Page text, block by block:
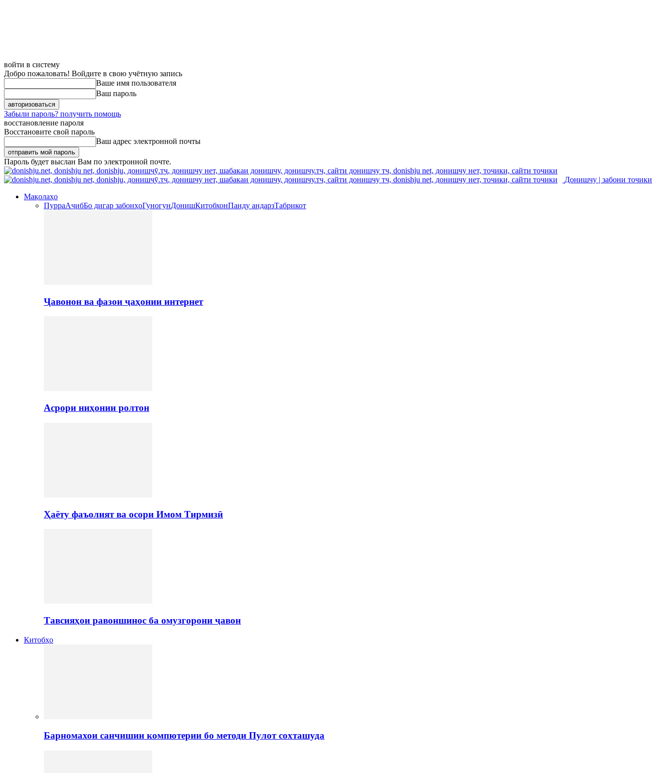
войти в систему
Добро пожаловать! Войдите в свою учётную запись
Ваше имя пользователя
Ваш пароль
Забыли пароль? получить помощь
восстановление пароля
Восстановите свой пароль
Ваш адрес электронной почты
Пароль будет выслан Вам по электронной почте.
Донишчу | забони точики
Мақолаҳо
ПурраАҷибБо дигар забонҳоГуногунДонишКитобхонПанду андарзТабрикот
Ҷавонон ва фазои ҷаҳонии интернет
Асрори ниҳонии ролтон
Ҳаёту фаъолият ва осори Имом Тирмизӣ
Тавсияҳои равоншинос ба омузгорони ҷавон
Китобҳо
Барномахои санчишии компютерии бо методи Пулот сохташуда